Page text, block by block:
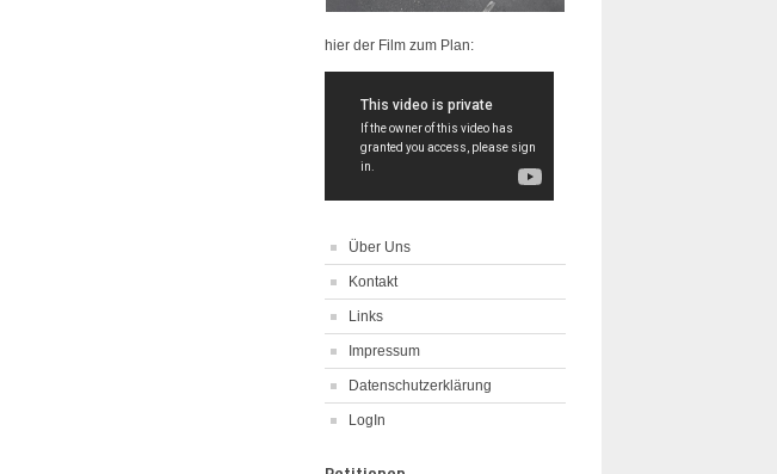
hier der Film zum Plan:
Über Uns
Kontakt
Links
Impressum
Datenschutzerklärung
LogIn